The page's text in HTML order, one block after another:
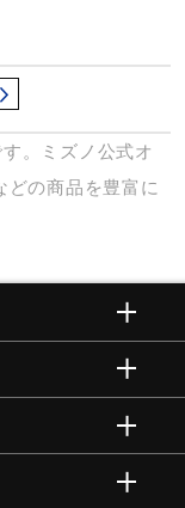
。ミズノ公式オ
どの商品を豊富に